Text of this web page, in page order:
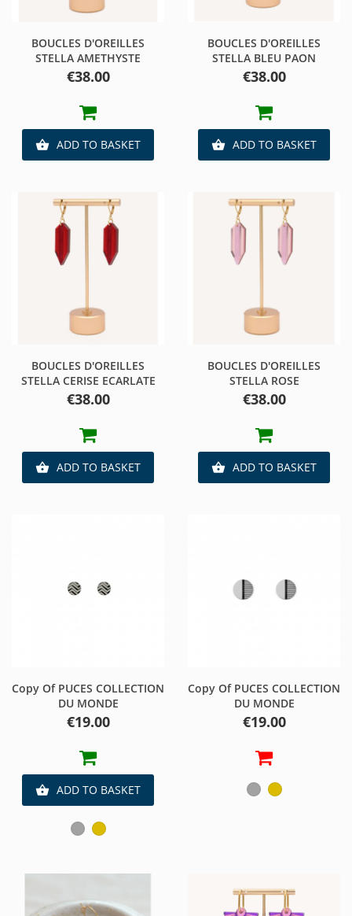
BOUCLES D'OREILLES
STELLA AMETHYSTE
Price
€38.00
 ADD TO BASKET
BOUCLES D'OREILLES
STELLA BLEU PAON
Price
€38.00
 ADD TO BASKET
BOUCLES D'OREILLES
STELLA CERISE ECARLATE
Price
€38.00
 ADD TO BASKET
BOUCLES D'OREILLES
STELLA ROSE
Price
€38.00
 ADD TO BASKET
Copy Of PUCES COLLECTION
DU MONDE
Price
€19.00
 ADD TO BASKET
Argent
Or
Copy Of PUCES COLLECTION
DU MONDE
Price
€19.00
Argent
Or